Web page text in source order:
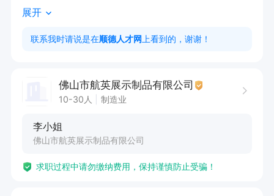
展开
联系我时请说是在顺德人才网 上看到的，谢谢！
佛山市航英展示制品有限公司
10-30人 制造业
李小姐
佛山市航英展示制品有限公司
求职过程中请勿缴纳费用，保持谨慎防止受骗！